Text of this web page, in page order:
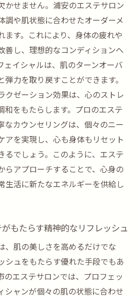
かせません。浦安のエステサロン
調や肌状態に合わせたオーダーメ
ます。これにより、身体の疲れや
善し、理想的なコンディションへ
ェイシャルは、肌のターンオーバ
弾力を取り戻すことができます。
クゼーション効果は、心のストレ
和をもたらします。プロのエステ
なカウンセリングは、個々のニー
アを実現し、心も身体もリセット
るでしょう。このように、エステ
らアプローチすることで、心身の
生活に新たなエネルギーを供給し
もたらす精神的なリフレッシュ
、肌の美しさを高めるだけでな
シュをもたらす優れた手段でもあ
のエステサロンでは、プロフェッ
シャンが個々の肌の状態に合わせ